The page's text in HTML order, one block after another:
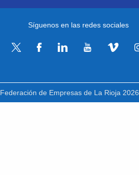
Síguenos en las redes sociales
Federación de Empresas de La Rioja 2026